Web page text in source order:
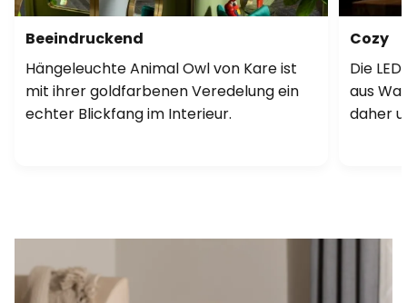
Beeindruckend
Hängeleuchte Animal Owl von Kare ist
mit ihrer goldfarbenen Veredelung ein
echter Blickfang im Interieur.
Cozy
Die
aus
daher